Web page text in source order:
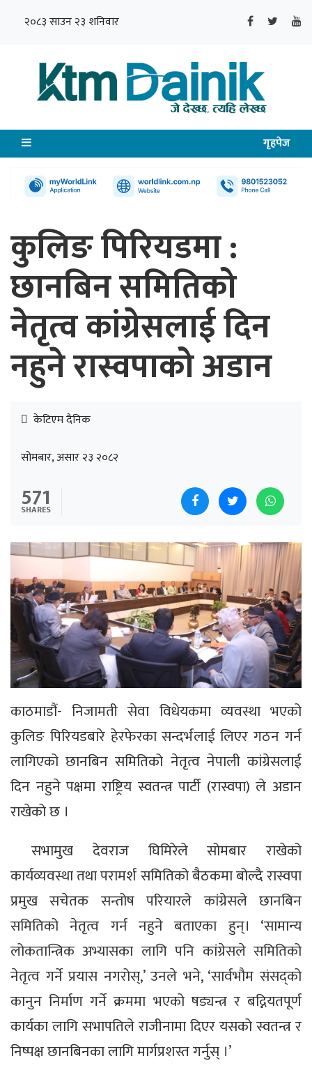
२०८३ साउन २३ शनिवार
गृहपेज
कुलिङ पिरियडमा :
छानबिन समितिको
नेतृत्व कांग्रेसलाई दिन
नहुने रास्वपाको अडान
केटिएम दैनिक
सोमबार, असार २३ २०८२
571
SHARES
काठमाडौं- निजामती सेवा विधेयकमा व्यवस्था भएको
कुलिङ पिरियडबारे हेरफेरका सन्दर्भलाई लिएर गठन गर्न
लागिएको छानबिन समितिको नेतृत्व नेपाली कांग्रेसलाई
दिन नहुने पक्षमा राष्ट्रिय स्वतन्त्र पार्टी (रास्वपा) ले अडान
राखेको छ ।
सभामुख देवराज घिमिरेले सोमबार राखेको
कार्यव्यवस्था तथा परामर्श समितिको बैठकमा बोल्दै रास्वपा
प्रमुख सचेतक सन्तोष परियारले कांग्रेसले छानबिन
समितिको नेतृत्व गर्न नहुने बताएका हुन्। ‘सामान्य
लोकतान्त्रिक अभ्यासका लागि पनि कांग्रेसले समितिको
नेतृत्व गर्ने प्रयास नगरोस्,’ उनले भने, ‘सार्वभौम संसद्को
कानुन निर्माण गर्ने क्रममा भएको षड्यन्त्र र बद्नियतपूर्ण
कार्यका लागि सभापतिले राजीनामा दिएर यसको स्वतन्त्र र
निष्पक्ष छानबिनका लागि मार्गप्रशस्त गर्नुस् ।’